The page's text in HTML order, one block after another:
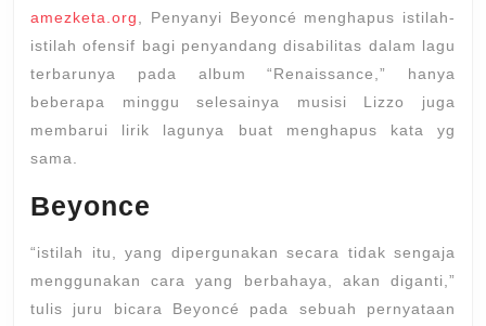
istilah-
kata
Ofensif
pada
Lagu
amezketa.org, Penyanyi Beyoncé menghapus istilah-
istilah ofensif bagi penyandang disabilitas dalam lagu
terbarunya pada album “Renaissance,” hanya
beberapa minggu selesainya musisi Lizzo juga
membarui lirik lagunya buat menghapus kata yg
sama.
Beyonce
“istilah itu, yang dipergunakan secara tidak sengaja
menggunakan cara yang berbahaya, akan diganti,”
tulis juru bicara Beyoncé pada sebuah pernyataan